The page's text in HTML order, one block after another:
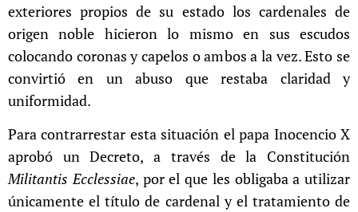
exteriores propios de su estado los cardenales de
origen noble hicieron lo mismo en sus escudos
colocando coronas y capelos o ambos a la vez. Esto se
convirtió en un abuso que restaba claridad y
uniformidad.
Para contrarrestar esta situación el papa Inocencio X
aprobó un Decreto, a través de la Constitución
Militantis Ecclessiae, por el que les obligaba a utilizar
únicamente el título de cardenal y el tratamiento de